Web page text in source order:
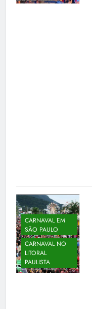
CARNAVAL EM
SÃO PAULO
CARNAVAL NO
LITORAL
PAULISTA